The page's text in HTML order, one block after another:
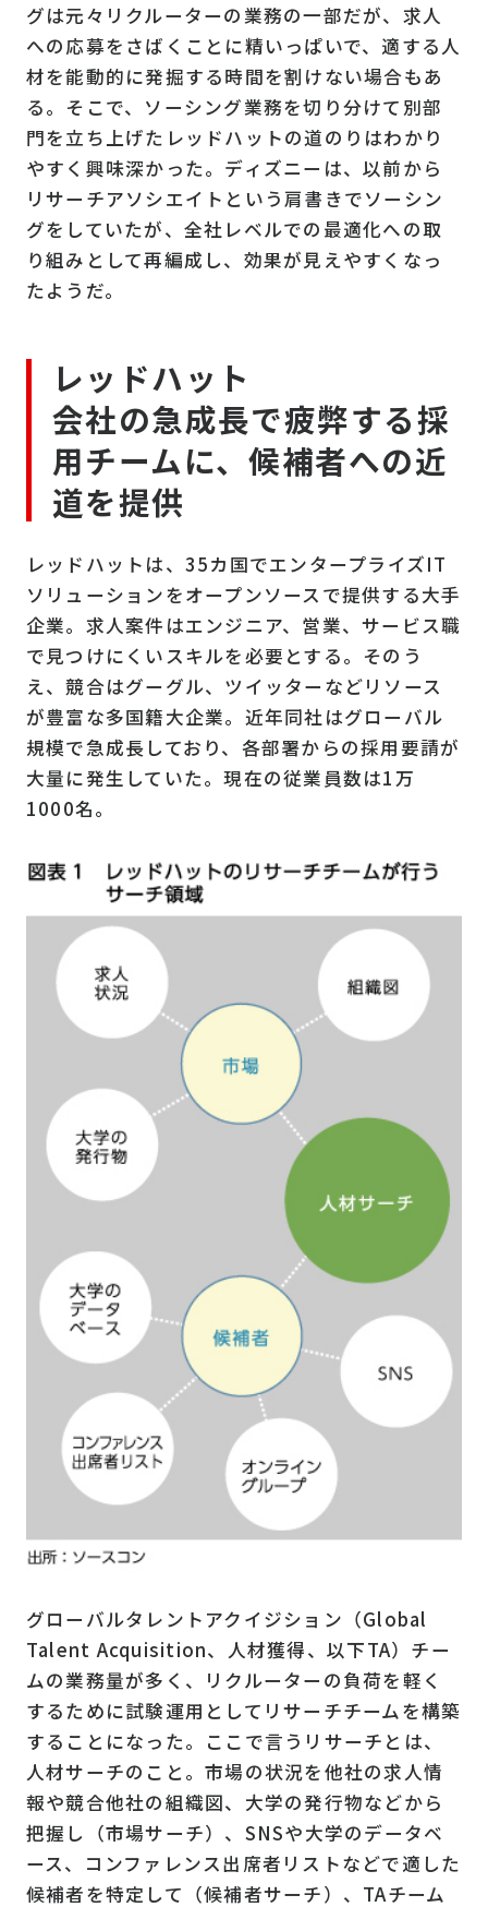
グは元々リクルーターの業務の一部だが、求人
への応募をさばくことに精いっぱいで、適する人
材を能動的に発掘する時間を割けない場合もあ
る。そこで、ソーシング業務を切り分けて別部
門を立ち上げたレッドハットの道のりはわかり
やすく興味深かった。ディズニーは、以前から
リサーチアソシエイトという肩書きでソーシン
グをしていたが、全社レベルでの最適化への取
り組みとして再編成し、効果が見えやすくなっ
たようだ。
レッドハット
会社の急成長で疲弊する採
用チームに、候補者への近
道を提供
レッドハットは、35カ国でエンタープライズIT
ソリューションをオープンソースで提供する大手
企業。求人案件はエンジニア、営業、サービス職
で見つけにくいスキルを必要とする。そのう
え、競合はグーグル、ツイッターなどリソース
が豊富な多国籍大企業。近年同社はグローバル
規模で急成長しており、各部署からの採用要請が
大量に発生していた。現在の従業員数は1万
1000名。
グローバルタレントアクイジション（Global
Talent Acquisition、人材獲得、以下TA）チー
ムの業務量が多く、リクルーターの負荷を軽く
するために試験運用としてリサーチチームを構築
することになった。ここで言うリサーチとは、
人材サーチのこと。市場の状況を他社の求人情
報や競合他社の組織図、大学の発行物などから
把握し（市場サーチ）、SNSや大学のデータベ
ース、コンファレンス出席者リストなどで適した
候補者を特定して（候補者サーチ）、TAチーム